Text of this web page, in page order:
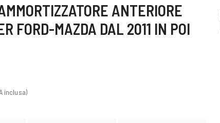
ANTERIORE
FORD-MAZDA DAL 2011 IN POI
inclusa)